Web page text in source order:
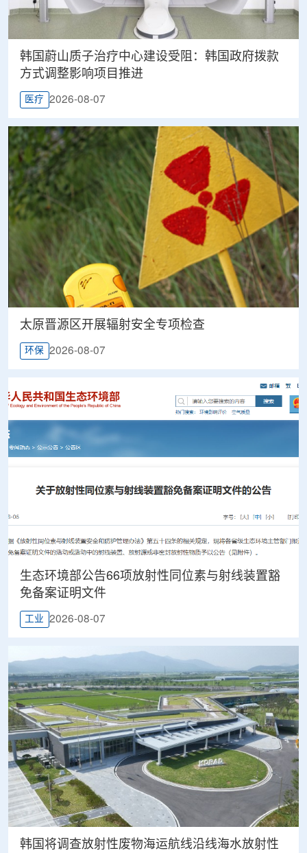
韩国蔚山质子治疗中心建设受阻：韩国政府拨款
方式调整影响项目推进
医疗 2026-08-07
太原晋源区开展辐射安全专项检查
环保 2026-08-07
生态环境部公告66项放射性同位素与射线装置豁
免备案证明文件
工业 2026-08-07
韩国将调查放射性废物海运航线沿线海水放射性